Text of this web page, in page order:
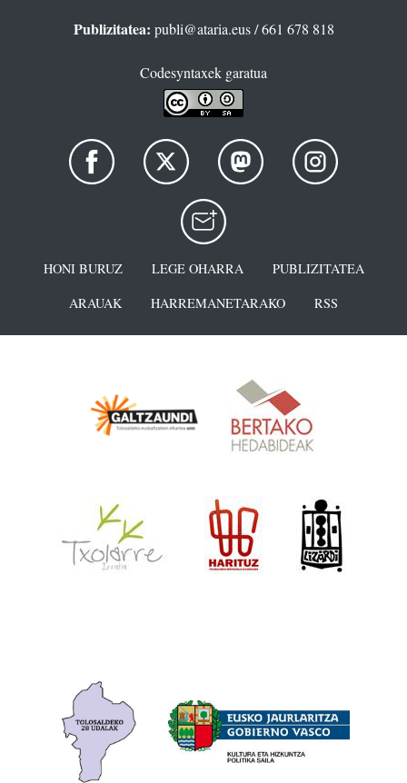
Publizitatea: publi@ataria.eus/ 661 678 818
Codesyntaxek garatua
HONI BURUZ LEGE OHARRA
PUBLIZITATEA
ARAUAK
HARREMANETARAKO RSS